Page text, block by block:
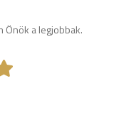
Önök a legjobbak.